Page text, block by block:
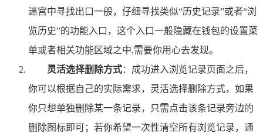
迷宫中寻找出口一般，仔细寻找类似“历史记录”或者“浏
览历史”的功能入口，这个入口一般隐藏在钱包的设置菜
单或者相关功能区域之中,需要你用心去发现。
灵活选择删除方式：成功进入浏览记录页面之后，
你可以根据自己的实际需求，灵活选择删除方式，如果
你只想单独删除某一条记录，只需点击该条记录旁边的
删除图标即可；若你希望一次性清空所有浏览记录，通